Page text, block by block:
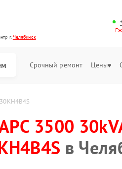
г.Челябинск
Срочный ремонт Цены
3500
в